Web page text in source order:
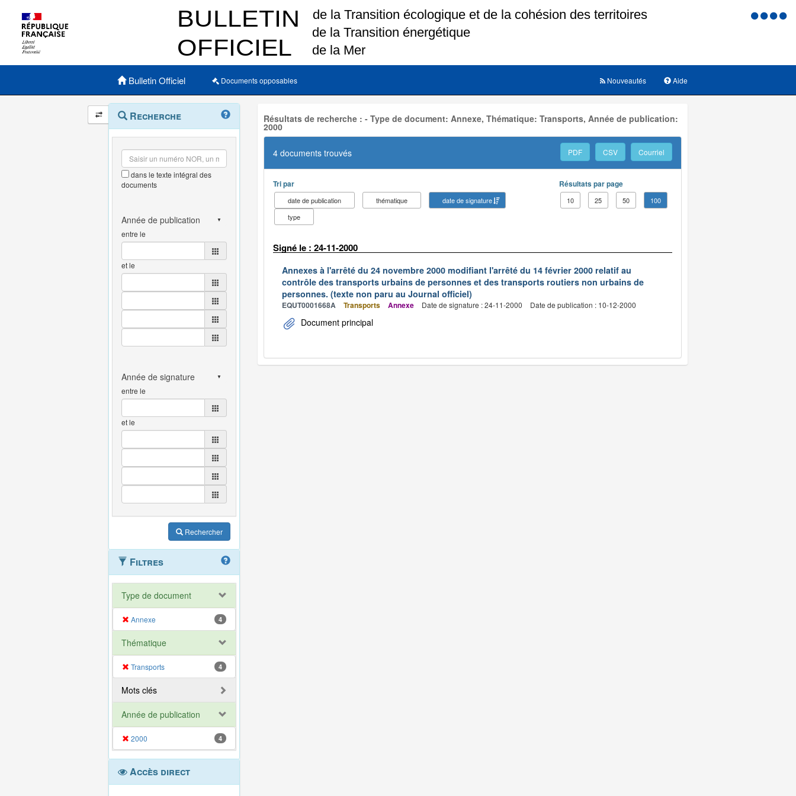
Menu
Menu principal
Bulletin Officiel Documents opposables Aide
Nouveautés
Navigation
et
outils
annexes
Menu
contextuel
Recherche
dans le texte intégral des
documents
entre le
et le
entre le
et le
Rechercher
Filtres
Type de document
Annexe 4
Thématique
Transports 4
Mots clés
Année de publication
2000 4
Accès direct
Résultats de recherche : - Type de document: Annexe, Thématique: Transports, Année de publication:
2000
4 documents trouvés PDF CSV Courriel
Tri par
date de publication thématique
date de signature
type
Résultats par page
10 25 50 100
Signé le : 24-11-2000
Annexes à l'arrêté du 24 novembre 2000 modifiant l'arrêté du 14 février 2000 relatif au
contrôle des transports urbains de personnes et des transports routiers non urbains de
personnes. (texte non paru au Journal officiel)
EQUT0001668A Transports Annexe Date de signature : 24-11-2000 Date de publication : 10-12-2000
Document principal